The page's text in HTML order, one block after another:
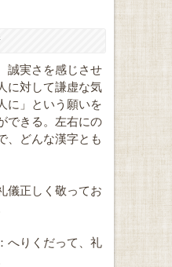
誠実さを感じさせ
に対して謙虚な気
に」という願いを
できる。左右にの
、どんな漢字とも
儀正しく敬ってお
へりくだって、礼